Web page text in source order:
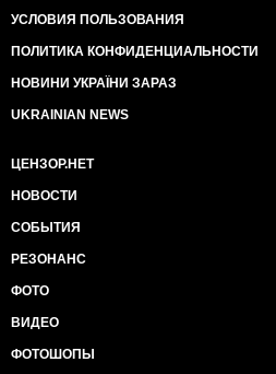
значимость рассмотрения
дальнейшем рассмотрении
процедуре акта "Racketeer
Organizations Act" Применения
является признаком того, что
существующей преступной
прошедший год можно
устойчиво существующей
структуры.
УСЛОВИЯ ПОЛЬЗОВАНИЯ
ПОЛИТИКА КОНФИДЕНЦИАЛЬНОСТИ
НОВИНИ УКРАЇНИ ЗАРАЗ
UKRAINIAN NEWS
ЦЕНЗОР.НЕТ
НОВОСТИ
СОБЫТИЯ
РЕЗОНАНС
ФОТО
ВИДЕО
ФОТОШОПЫ